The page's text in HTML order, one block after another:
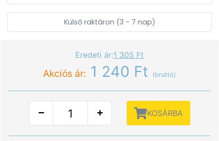
Külső raktáron (3 - 7 nap)
Eredeti ár:1 305 Ft
Akciós ár: 1 240 Ft (bruttó)
KOSÁRBA